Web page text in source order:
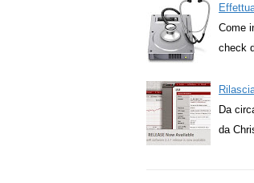
Come
check
Da
da